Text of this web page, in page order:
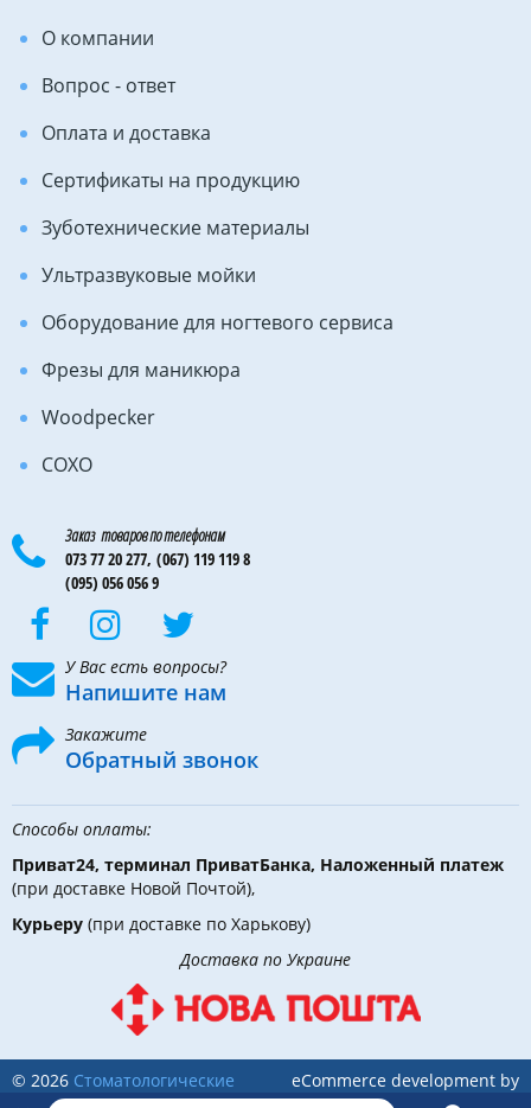
О компании
Вопрос - ответ
Оплата и доставка
Сертификаты на продукцию
Зуботехнические материалы
Ультразвуковые мойки
Оборудование для ногтевого сервиса
Фрезы для маникюра
Woodpecker
COXO
Заказ товаров по телефонам
073 77 20 277, (067) 119 119 8
(095) 056 056 9
У Вас есть вопросы?
Напишите нам
Закажите
Обратный звонок
Способы оплаты:
Приват24, терминал ПриватБанка, Наложенный платеж
(при доставке Новой Почтой),
Курьеру (при доставке по Харькову)
Доставка по Украине
© 2026 Стоматологические
инструменты, материалы и
eCommerce development by